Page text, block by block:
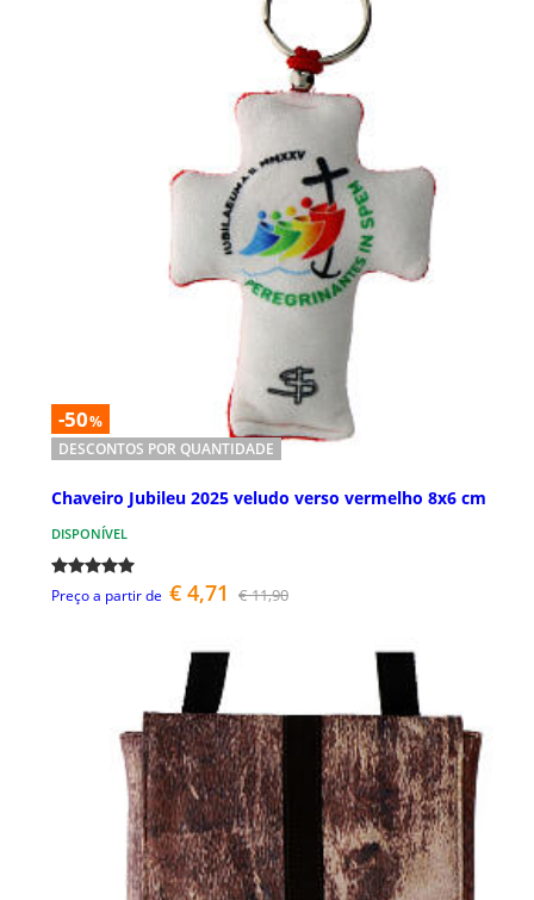
-50%
DESCONTOS POR QUANTIDADE
Chaveiro Jubileu 2025 veludo verso vermelho 8x6 cm
DISPONÍVEL
Preço a partir de € 4,71 € 11,90